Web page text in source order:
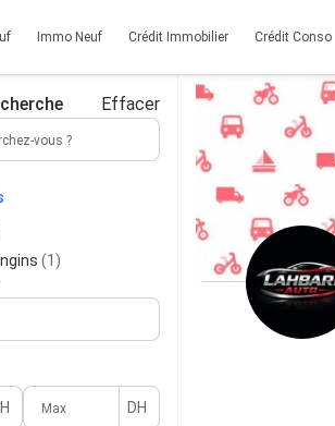
Immo Neuf Crédit Immobilier Crédit Conso
Effacer
(1)
DH